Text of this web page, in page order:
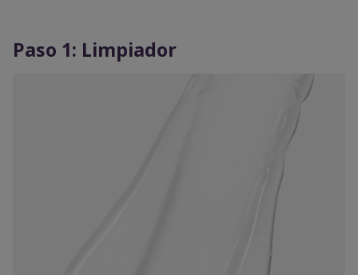
Paso 1: Limpiador